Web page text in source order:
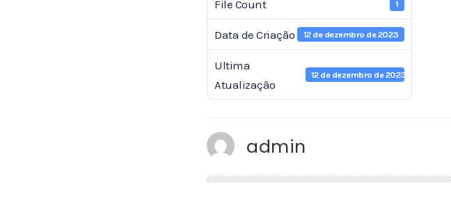
File Count 1
Data de Criação 12 de dezembro de 2023
Ultima
Atualização
12 de dezembro de 2023
admin